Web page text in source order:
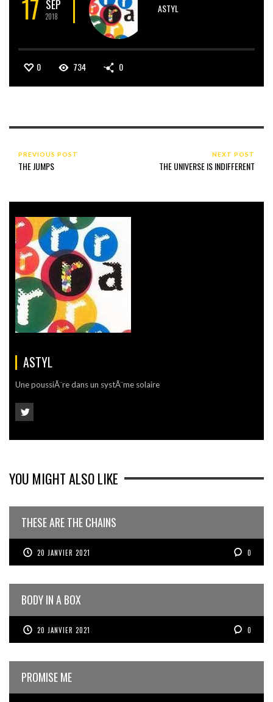
17 SEP
2018
ASTYL
0 734 0
PREVIOUS POST
THE JUMPS
NEXT POST
THE UNIVERSE IS INDIFFERENT
ASTYL
Une poussiÃ¨re dans un systÃ¨me solaire
YOU MIGHT ALSO LIKE
THESE ARE THE CHAINS
20 JANVIER 2021 0
BODY IN A BOX
20 JANVIER 2021 0
PROMISE ME